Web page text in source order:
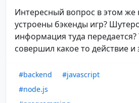
Интересный вопрос в этом же
устроены бэкенды игр?
информация туда
совершил какое то действие и
#backend
#javascript
#node.js